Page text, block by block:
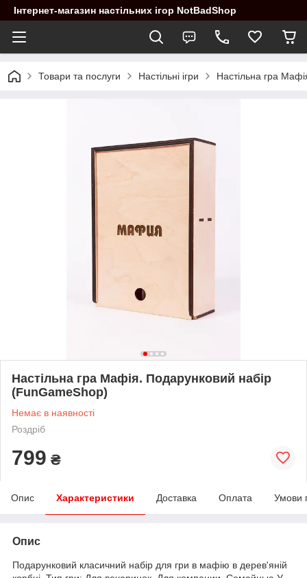
Інтернет-магазин настільних ігор NotBadShop
Товари та послуги Настільні ігри Настільна гра
Настільна гра Мафія. Подарунковий набір
(FunGameShop)
Немає в наявності
Роздріб
799 ₴
Опис Характеристики Доставка Оплата Умови
Опис
Подарунковий класичний набір для гри в мафію в дерев'яній